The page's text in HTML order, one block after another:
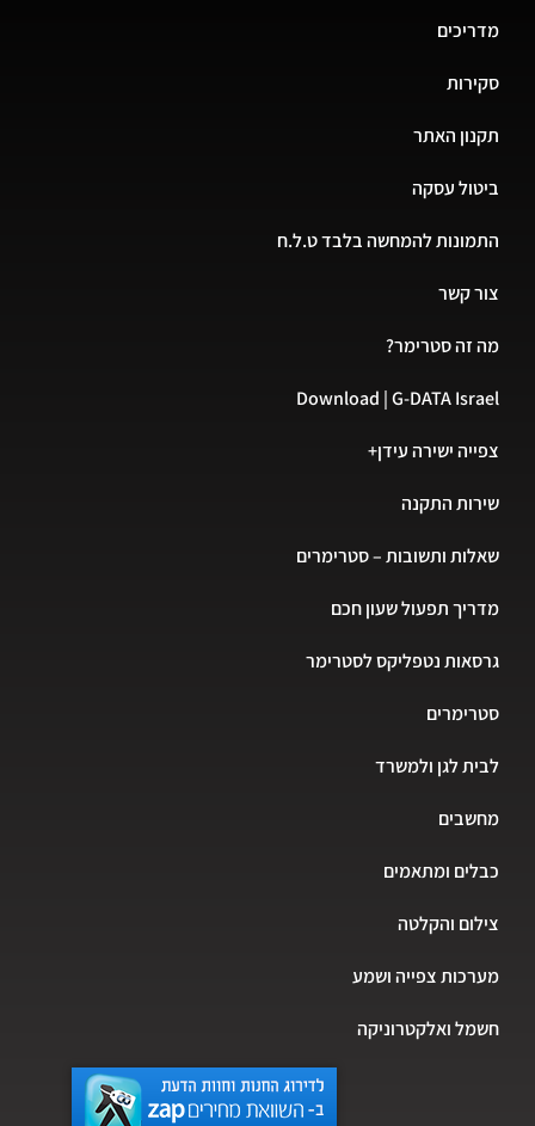
מדריכים
סקירות
תקנון האתר
ביטול עסקה
התמונות להמחשה בלבד ט.ל.ח
צור קשר
מה זה סטרימר?
Download | G-DATA Israel
צפייה ישירה עידן+
שירות התקנה
שאלות ותשובות – סטרימרים
מדריך תפעול שעון חכם
גרסאות נטפליקס לסטרימר
סטרימרים
לבית לגן ולמשרד
מחשבים
כבלים ומתאמים
צילום והקלטה
מערכות צפייה ושמע
חשמל ואלקטרוניקה